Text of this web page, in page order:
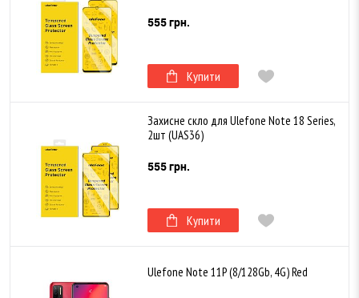
555 грн.
Купити
Захисне скло для Ulefone Note 18 Series,
2шт (UAS36)
555 грн.
Купити
Ulefone Note 11P (8/128Gb, 4G) Red